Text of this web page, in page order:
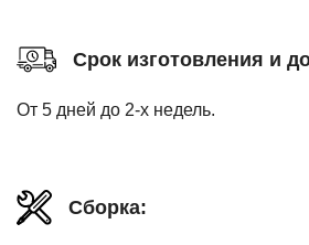
Срок изготовления и
От 5 дней до 2-х недель.
Сборка: